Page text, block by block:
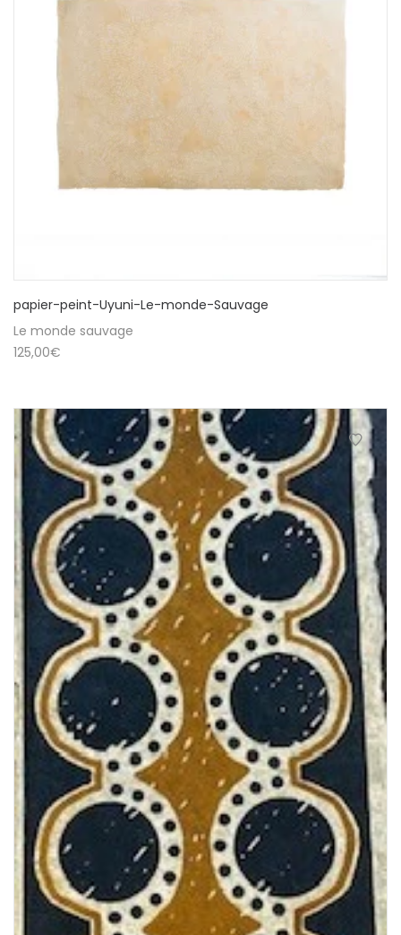
papier-peint-Uyuni-Le-monde-Sauvage
Le monde sauvage
125,00€